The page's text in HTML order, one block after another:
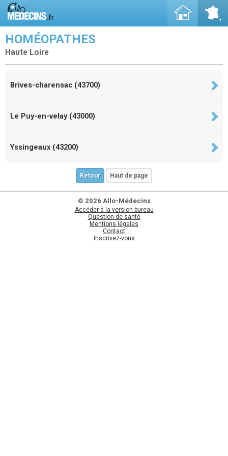
HOMÉOPATHES
Haute Loire
Brives-charensac (43700)
Le Puy-en-velay (43000)
Yssingeaux (43200)
Retour Haut de page
© 2026 Allo-Médecins
Accéder à la version bureau
Question de santé
Mentions légales
Contact
Inscrivez-vous